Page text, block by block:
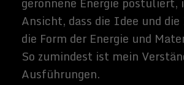
Abständen, werde ich das Thema
Quantenphysik und Quantenmechanik hier
weiter verfolgen. Ich würde mich freuen,
wenn wir gemeinsam die Reise in einer
neuen Welt antreten können und in den
Dialog gehen.